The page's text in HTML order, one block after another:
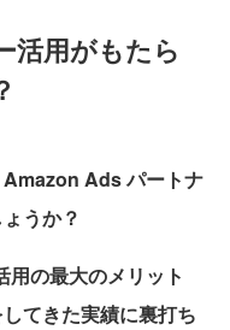
活用がもたら
Ads パートナ
うか？
の最大のメリット
てきた実績に裏打ち